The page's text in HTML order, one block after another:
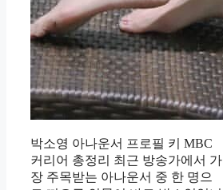
박소영 아나운서 프로필 키 MBC
커리어 총정리 최근 방송가에서 가
장 주목받는 아나운서 중 한 명으